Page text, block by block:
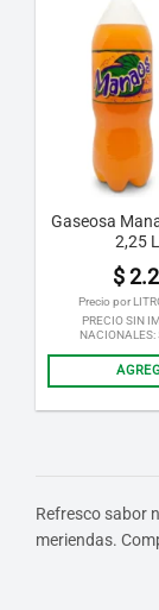
Refresco sabor
meriendas.
Gaseosa
2,25
$
Precio por
PRECIO SIN
NACIONALES: